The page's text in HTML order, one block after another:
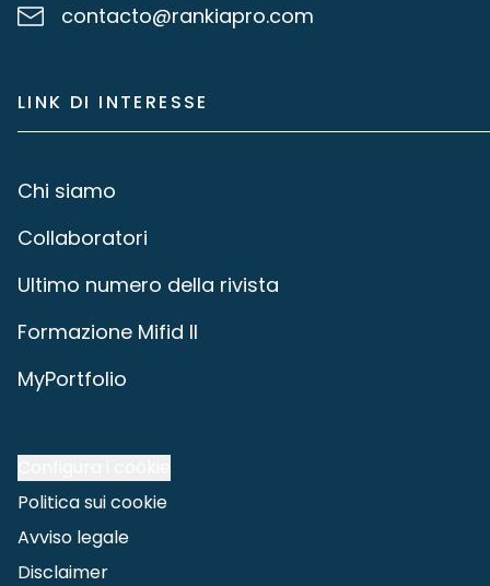
contacto@rankiapro.com
LINK DI INTERESSE
Chi siamo
Collaboratori
Ultimo numero della rivista
Formazione Mifid II
MyPortfolio
Politica sui cookie
Avviso legale
Disclaimer